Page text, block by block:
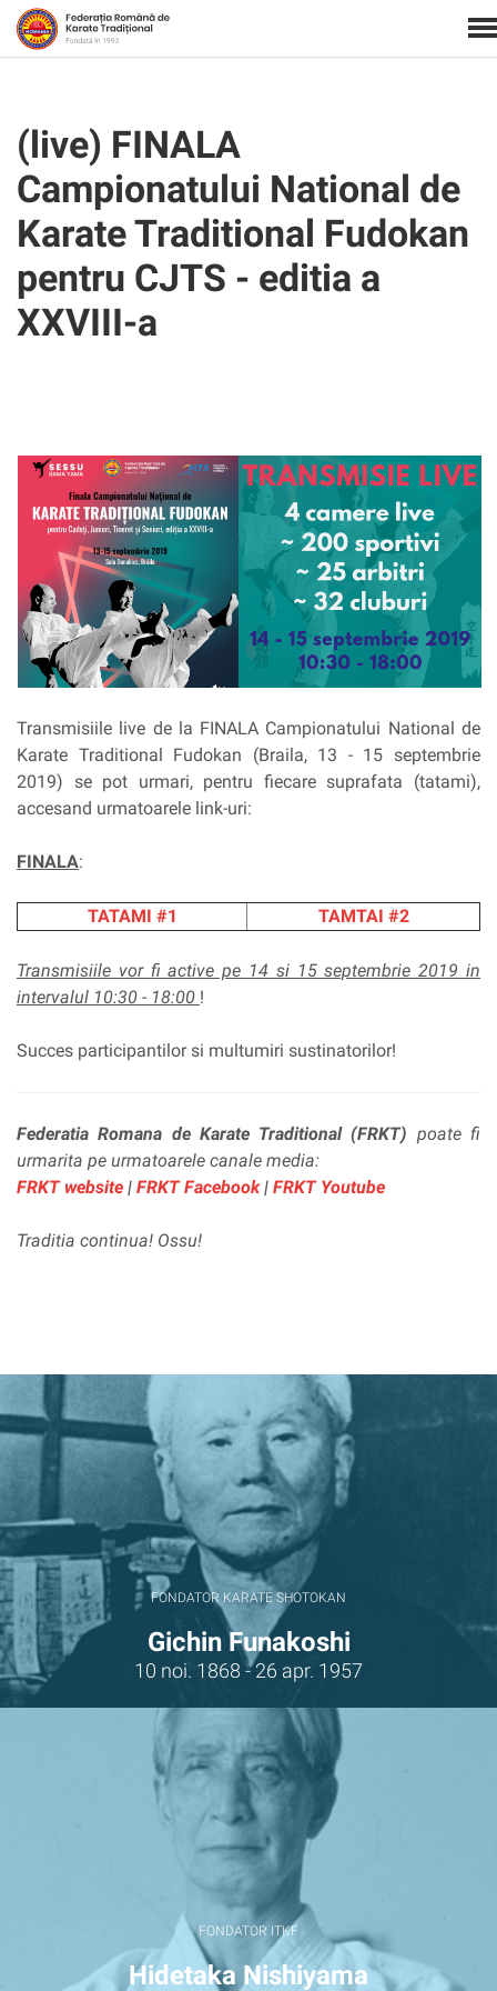
(live) FINALA
Campionatului National de
Karate Traditional Fudokan
pentru CJTS - editia a
XXVIII-a
Transmisiile live de la FINALA Campionatului National de
Karate Traditional Fudokan (Braila, 13 - 15 septembrie
2019) se pot urmari, pentru fiecare suprafata (tatami),
accesand urmatoarele link-uri:
FINALA:
TATAMI #1 TAMTAI #2
Transmisiile vor fi active pe 14 si 15 septembrie 2019 in
intervalul 10:30 - 18:00 !
Succes participantilor si multumiri sustinatorilor!
Federatia Romana de Karate Traditional (FRKT) poate fi
urmarita pe urmatoarele canale media:
FRKT website | FRKT Facebook| FRKT Youtube
Traditia continua! Ossu!
FONDATOR KARATE SHOTOKAN
Gichin Funakoshi
10 noi. 1868 - 26 apr. 1957
FONDATOR ITKF
Hidetaka Nishiyama